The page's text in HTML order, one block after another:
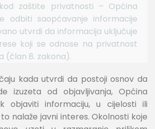
zaštite privatnosti – Općina
odbiti saopćavanje informacije
utvrdi da informacija uključuje
koji se odnose na privatnost
(član 8. zakona).
kada utvrdi da postoji osnov da
izuzeta od objavljivanja, Općina
objaviti informaciju, u cijelosti ili
nalaže javni interes. Okolnosti koje